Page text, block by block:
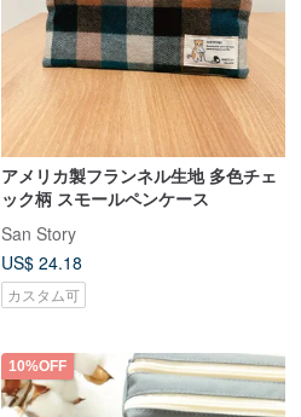
アメリカ製フランネル生地 多色チェ
ック柄 スモールペンケース
San Story
US$ 24.18
カスタム可
10%OFF